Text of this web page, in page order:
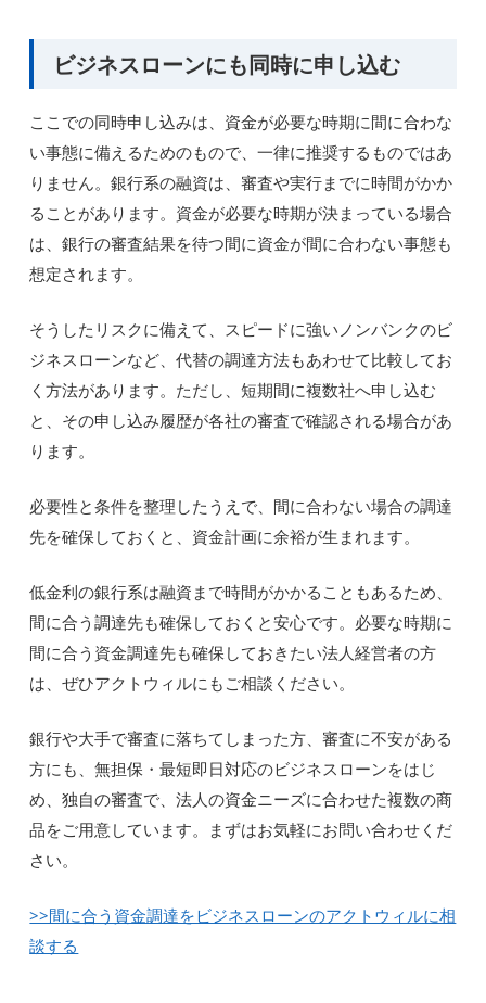
ビジネスローンにも同時に申し込む
ここでの同時申し込みは、資金が必要な時期に間に合わな
い事態に備えるためのもので、一律に推奨するものではあ
りません。銀行系の融資は、審査や実行までに時間がかか
ることがあります。資金が必要な時期が決まっている場合
は、銀行の審査結果を待つ間に資金が間に合わない事態も
想定されます。
そうしたリスクに備えて、スピードに強いノンバンクのビ
ジネスローンなど、代替の調達方法もあわせて比較してお
く方法があります。ただし、短期間に複数社へ申し込む
と、その申し込み履歴が各社の審査で確認される場合があ
ります。
必要性と条件を整理したうえで、間に合わない場合の調達
先を確保しておくと、資金計画に余裕が生まれます。
低金利の銀行系は融資まで時間がかかることもあるため、
間に合う調達先も確保しておくと安心です。必要な時期に
間に合う資金調達先も確保しておきたい法人経営者の方
は、ぜひアクトウィルにもご相談ください。
銀行や大手で審査に落ちてしまった方、審査に不安がある
方にも、無担保・最短即日対応のビジネスローンをはじ
め、独自の審査で、法人の資金ニーズに合わせた複数の商
品をご用意しています。まずはお気軽にお問い合わせくだ
さい。
>>間に合う資金調達をビジネスローンのアクトウィルに相
談する